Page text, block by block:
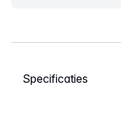
Selecteer een tabblad